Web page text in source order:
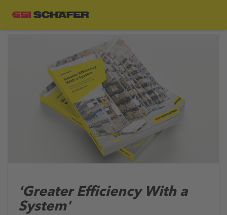
'Greater Efficiency With a
System'